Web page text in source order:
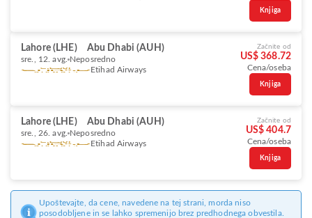
Knjiga
Lahore (LHE) Abu Dhabi (AUH)
sre., 12. avg. Neposredno
Etihad Airways
Začnite od
US$ 368.72
Cena/oseba
Knjiga
Lahore (LHE) Abu Dhabi (AUH)
sre., 26. avg. Neposredno
Etihad Airways
Začnite od
US$ 404.7
Cena/oseba
Knjiga
Upoštevajte, da cene, navedene na tej strani, morda niso
posodobljene in se lahko spremenijo brez predhodnega obvestila.